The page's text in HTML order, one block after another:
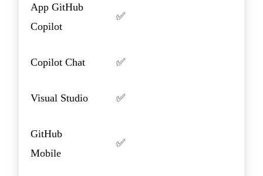
App GitHub
Copilot
✅
Copilot Chat ✅
Visual Studio ✅
GitHub
Mobile
✅